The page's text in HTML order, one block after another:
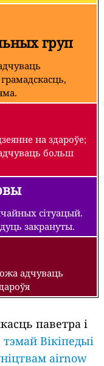
груп
на здароўе;
больш
сітуацый.
закрануты.
адчуваць
паветра і
тэмай Вікіпедыі
airnow